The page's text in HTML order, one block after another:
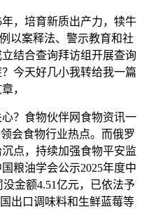
，培育新质出产力，犊牛
以案释法、警示教育和社
结合查询拜访组开展查询
今天好几小我转给我一篇
，
？食物伙伴网食物资讯一
会食物行业热点。而俄罗
点，持续加强食物平安监
粮油学会公示2025年度中
金额4.51亿元，已依法予
出口调味料和生鲜蓝莓等